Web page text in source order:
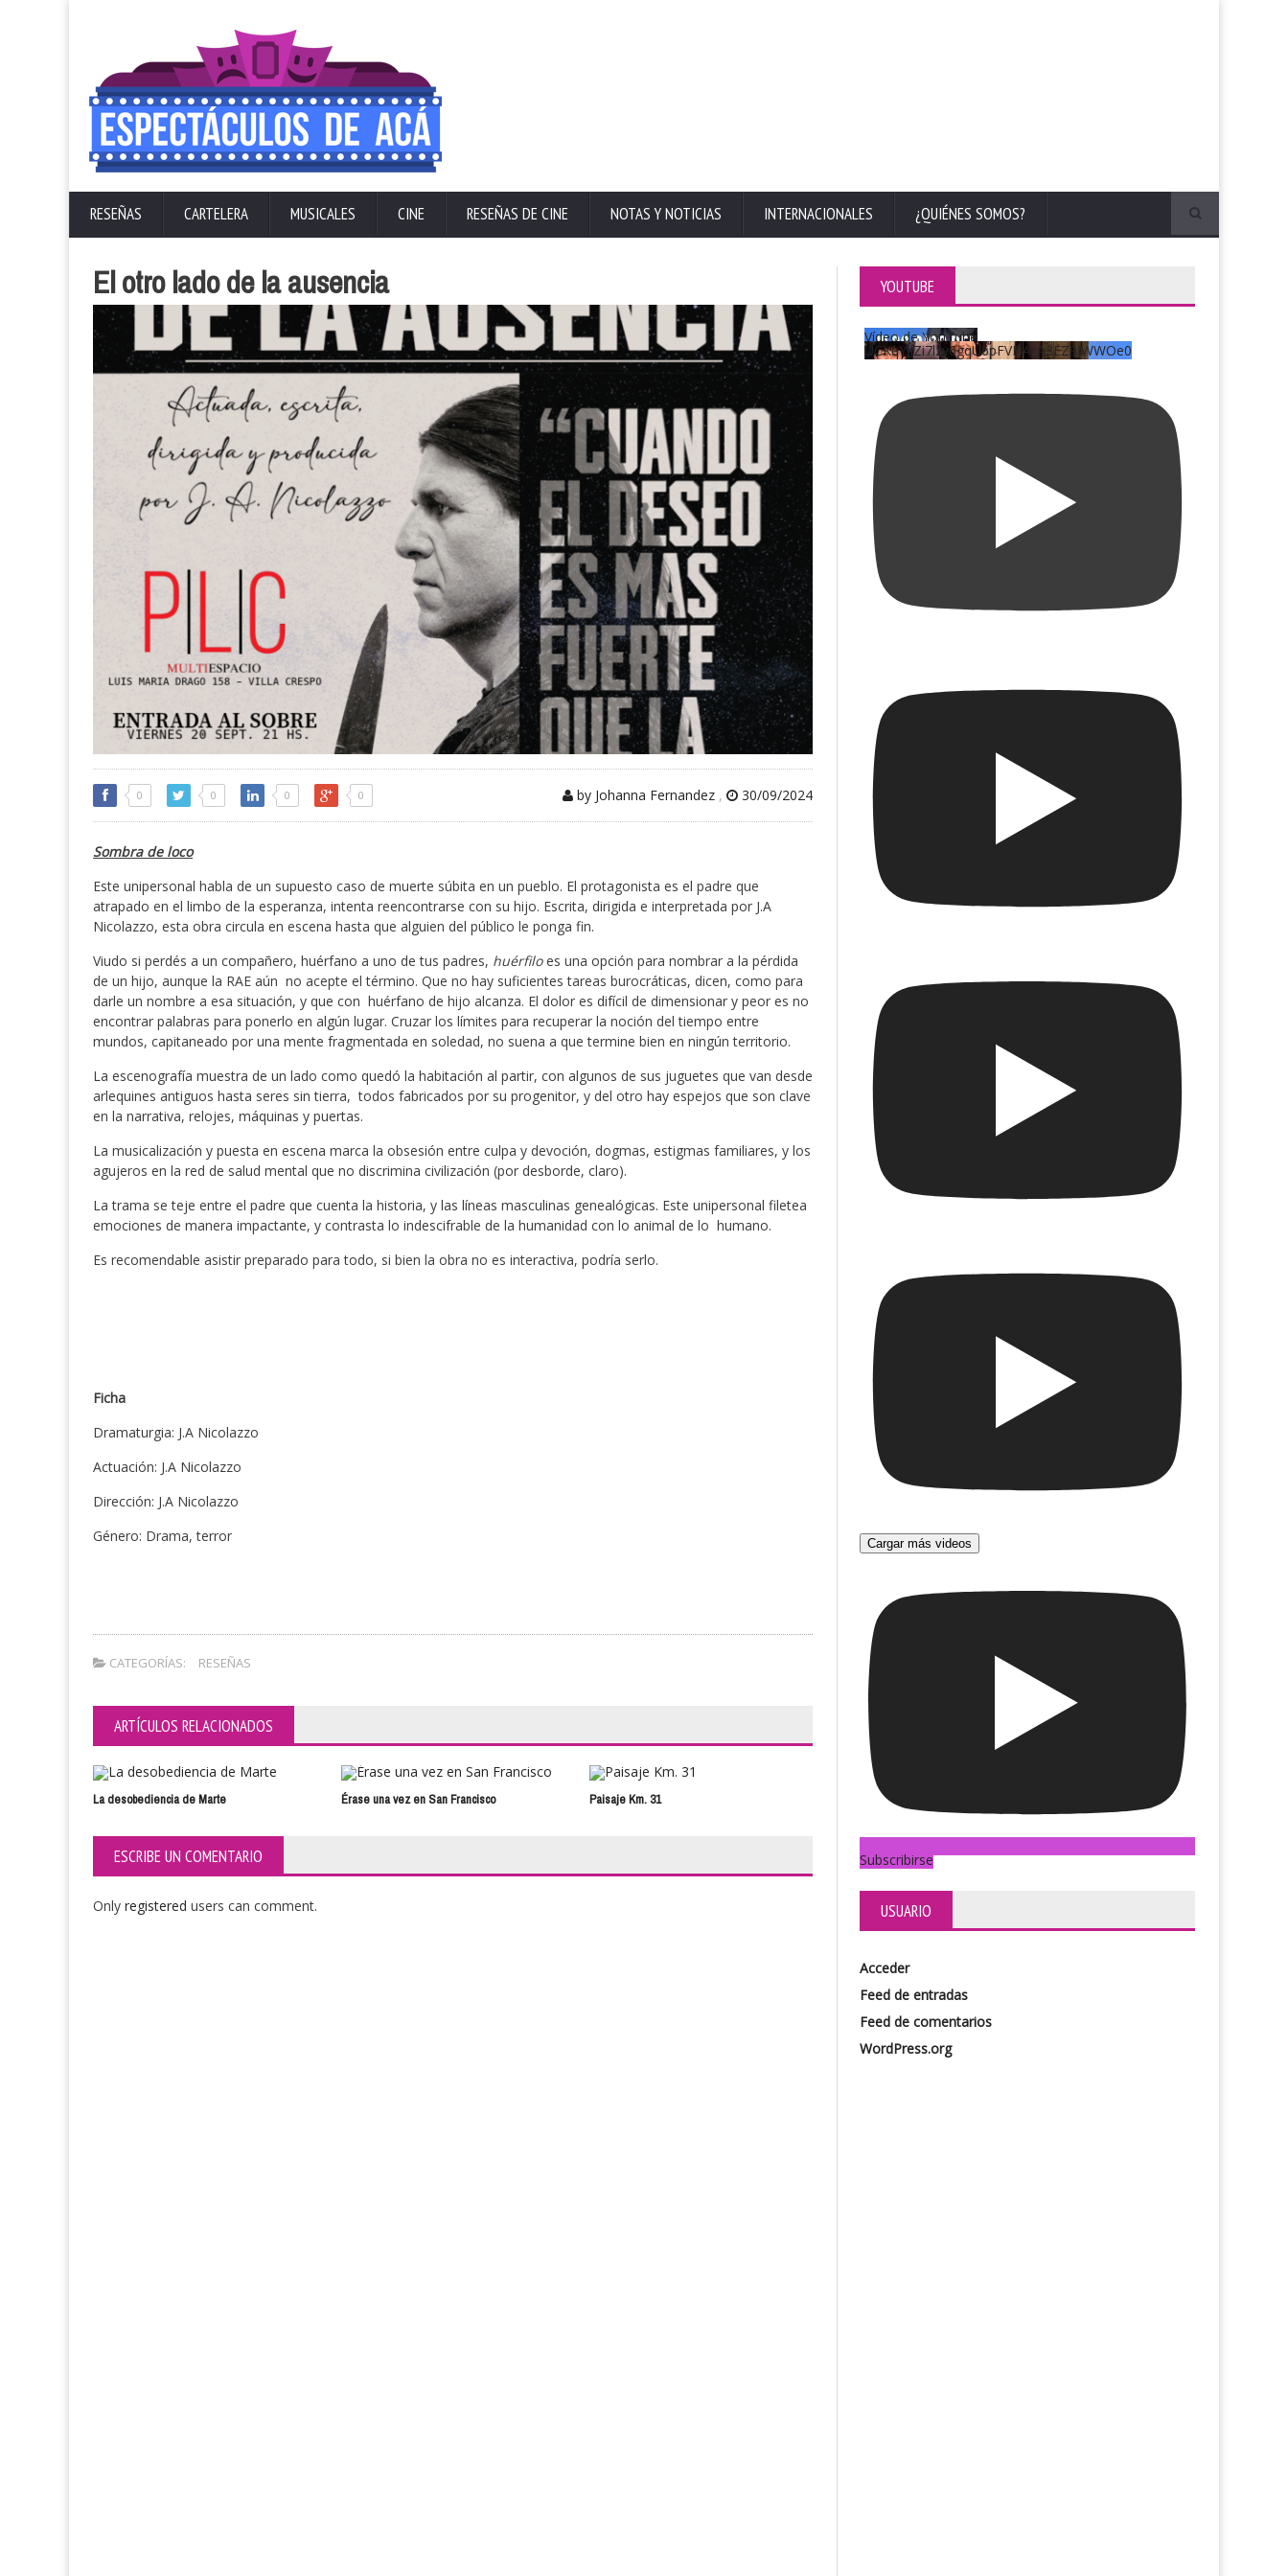
RESEÑAS CARTELERA MUSICALES CINE RESEÑAS DE CINE NOTAS Y NOTICIAS INTERNACIONALES ¿QUIÉNES SOMOS?
El otro lado de la ausencia
0 0 0 0 by Johanna Fernandez , 30/09/2024
Sombra de loco
Este unipersonal habla de un supuesto caso de muerte súbita en un pueblo. El protagonista es el padre que
atrapado en el limbo de la esperanza, intenta reencontrarse con su hijo. Escrita, dirigida e interpretada por J.A
Nicolazzo, esta obra circula en escena hasta que alguien del público le ponga fin.
Viudo si perdés a un compañero, huérfano a uno de tus padres, huérfiloes una opción para nombrar a la pérdida
de un hijo, aunque la RAE aún no acepte el término. Que no hay suficientes tareas burocráticas, dicen, como para
darle un nombre a esa situación, y que con huérfano de hijo alcanza. El dolor es difícil de dimensionar y peor es no
encontrar palabras para ponerlo en algún lugar. Cruzar los límites para recuperar la noción del tiempo entre
mundos, capitaneado por una mente fragmentada en soledad, no suena a que termine bien en ningún territorio.
La escenografía muestra de un lado como quedó la habitación al partir, con algunos de sus juguetes que van desde
arlequines antiguos hasta seres sin tierra, todos fabricados por su progenitor, y del otro hay espejos que son clave
en la narrativa, relojes, máquinas y puertas.
La musicalización y puesta en escena marca la obsesión entre culpa y devoción, dogmas, estigmas familiares, y los
agujeros en la red de salud mental que no discrimina civilización (por desborde, claro).
La trama se teje entre el padre que cuenta la historia, y las líneas masculinas genealógicas. Este unipersonal filetea
emociones de manera impactante, y contrasta lo indescifrable de la humanidad con lo animal de lo humano.
Es recomendable asistir preparado para todo, si bien la obra no es interactiva, podría serlo.
Ficha
Dramaturgia: J.A Nicolazzo
Actuación: J.A Nicolazzo
Dirección: J.A Nicolazzo
Género: Drama, terror
CATEGORÍAS: RESEÑAS
ARTÍCULOS RELACIONADOS
La desobediencia de Marte Érase una vez en San Francisco Paisaje Km. 31 Perra que ladra a la luna
ESCRIBE UN COMENTARIO
Only registered users can comment.
YOUTUBE
Vídeo de YouTube
UCKqYjiZi7lzy6gqU6pFVFiA_A3EZ9JWWOe0
Cargar más videos
Subscribirse
USUARIO
Acceder
Feed de entradas
Feed de comentarios
WordPress.org